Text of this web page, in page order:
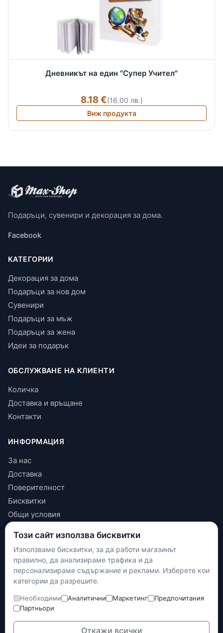
Дневникът на един "Супер Учител"
8.18 €(16.00 лв.)
Виж продукта
Подаръци, сувенири и декорация за дома.
Facebook
КАТЕГОРИИ
Декорация за дома
Подаръци за нов дом
Сувенири
Подаръци за мъж
Подаръци за жена
Идеи за подарък
ОБСЛУЖВАНЕ НА КЛИЕНТИ
Количка
Доставка и връщане
Контакти
ИНФОРМАЦИЯ
За нас
Доставка
Поверителност
Бисквитки
Общи условия
КОНТАКТИ
+(359) 898 719431
contact.maxshop.bg@gmail.com
улица Панайот Волов 42, Шумен
Наложен платеж
Банков превод
Доставка с Еконт
Този сайт използва бисквитки
Използваме бисквитки, за да работи магазинът
правилно, да анализираме трафика и да
персонализираме съдържание и реклами. Изберете кои
категории да разрешите.
Необходими Аналитични Маркетинг
Предпочитания
Партньори
Откажи всички